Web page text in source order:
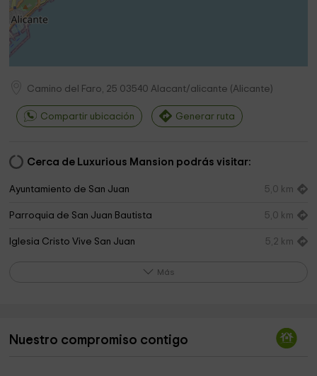
Camino del Faro, 25 03540Alacant/alicante (Alicante)
Compartir ubicación Generar ruta
Cerca de Luxurious Mansion podrás visitar:
Ayuntamiento de San Juan 5,0 km
Parroquia de San Juan Bautista 5,0 km
Iglesia Cristo Vive San Juan 5,2 km
Iglesia Cristo Vive 5,5 km
Más
Nuestro compromiso contigo